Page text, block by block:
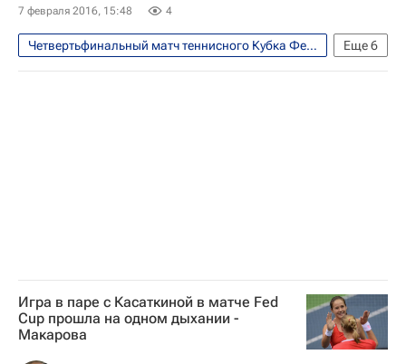
7 февраля 2016, 15:48 4
Еще6
Четвертьфинальный матч теннисного Кубка Федерации между сборными России и Нидерландов, 6-7 февраля
Теннис
Спорт
Игра в паре с Касаткиной в матче Fed
Cup прошла на одном дыхании -
Макарова